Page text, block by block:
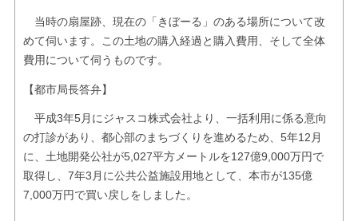
当時の扇屋跡、現在の「きぼーる」のある場所について改
めて伺います。この土地の購入経過と購入費用、そして全体
費用について伺うものです。
【都市局長答弁】
平成3年5月にジャスコ株式会社より、一括利用に係る意向
の打診があり、都心部のまちづくりを進めるため、5年12月
に、土地開発公社が5,027平方メートルを127億9,000万円で
取得し、7年3月に公共公益施設用地として、本市が135億
7,000万円で買い戻しをしました。